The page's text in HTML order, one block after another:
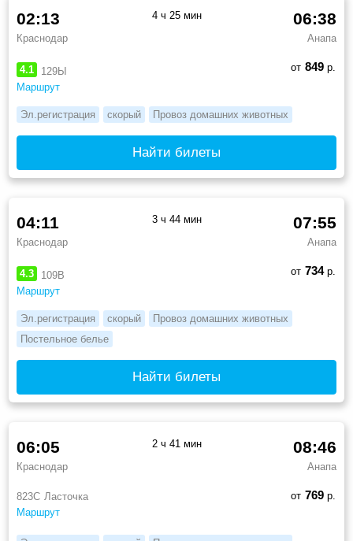
4.1
129Ы
Маршрут
02:13
Краснодар
06:38
Анапа
4 ч 25 мин
от 849р.
Эл.регистрация скорый Провоз домашних животных
Найти билеты
4.3
109В
Маршрут
04:11
Краснодар
07:55
Анапа
3 ч 44 мин
от 734р.
Эл.регистрация скорый
Провоз домашних животных
Постельное белье
Найти билеты
823С Ласточка
Маршрут
06:05
Краснодар
08:46
Анапа
2 ч 41 мин
от 769р.